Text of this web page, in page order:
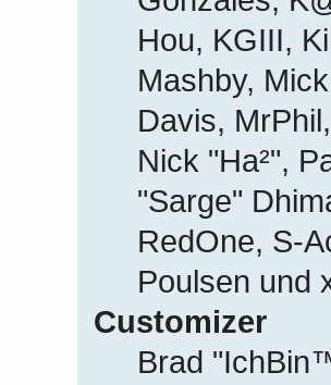
Hou, KGIII,
Mashby,
Davis,
Nick "Ha²",
"Sarge"
RedOne, S-
Poulsen und
Customizer
Brad